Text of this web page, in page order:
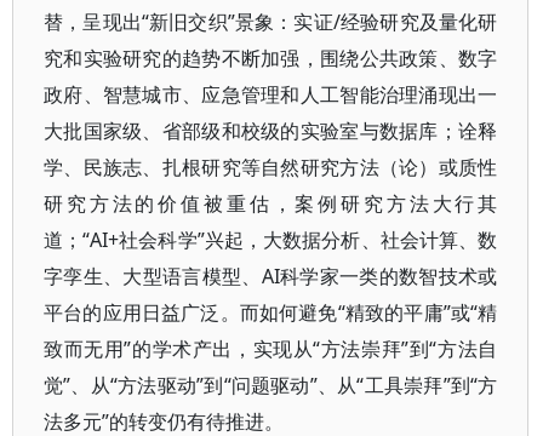
替，呈现出“新旧交织”景象：实证/经验研究及量化研
究和实验研究的趋势不断加强，围绕公共政策、数字
政府、智慧城市、应急管理和人工智能治理涌现出一
大批国家级、省部级和校级的实验室与数据库；诠释
学、民族志、扎根研究等自然研究方法（论）或质性
研究方法的价值被重估，案例研究方法大行其
道；“AI+社会科学”兴起，大数据分析、社会计算、数
字孪生、大型语言模型、AI科学家一类的数智技术或
平台的应用日益广泛。而如何避免“精致的平庸”或“精
致而无用”的学术产出，实现从“方法崇拜”到“方法自
觉”、从“方法驱动”到“问题驱动”、从“工具崇拜”到“方
法多元”的转变仍有待推进。